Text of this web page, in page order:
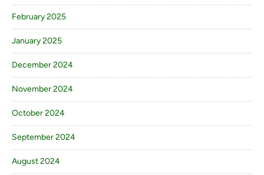
February 2025
January 2025
December 2024
November 2024
October 2024
September 2024
August 2024